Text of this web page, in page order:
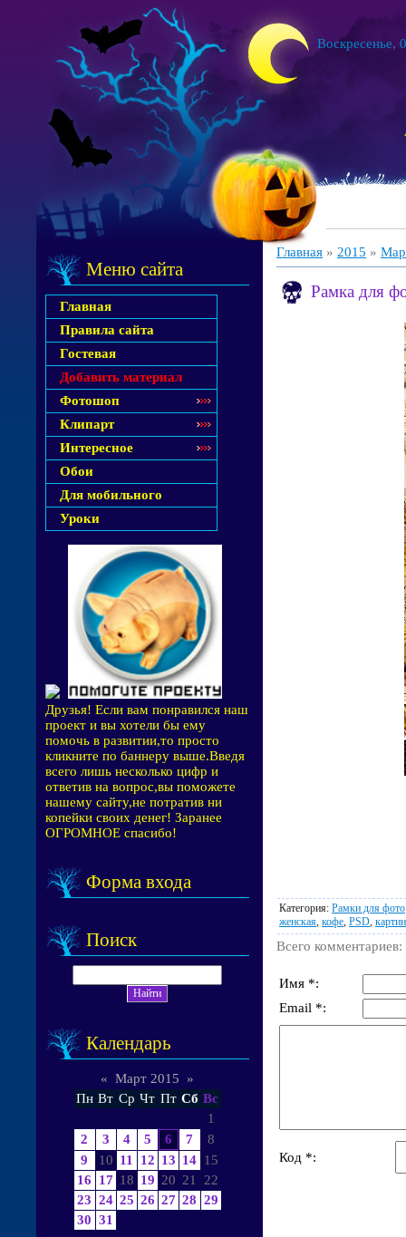
Воскресенье,
Меню сайта
Главная
Правила сайта
Гостевая
Добавить материал
Фотошоп
Клипарт
Интересное
Обои
Для мобильного
Уроки
Друзья! Если вам понравился наш
проект и вы хотели бы ему
помочь в развитии,то просто
кликните по баннеру выше.Введя
всего лишь несколько цифр и
ответив на вопрос,вы поможете
нашему сайту,не потратив ни
копейки своих денег! Заранее
ОГРОМНОЕ спасибо!
Форма входа
Поиск
Календарь
« Март 2015
»
Пн Вт Ср Чт Пт Сб Вс
1
2
3 4 5 6 7
8
9
10 11 12 13 14 15
16
17 18 19 20 21
22
23 24 25 26 27 28 29
30 31
Главная » 2015 »
Рамка для
Категория: Рамки для фото
женская кофе PSD
Всего комментариев:
Имя *:
Email *:
Код *: